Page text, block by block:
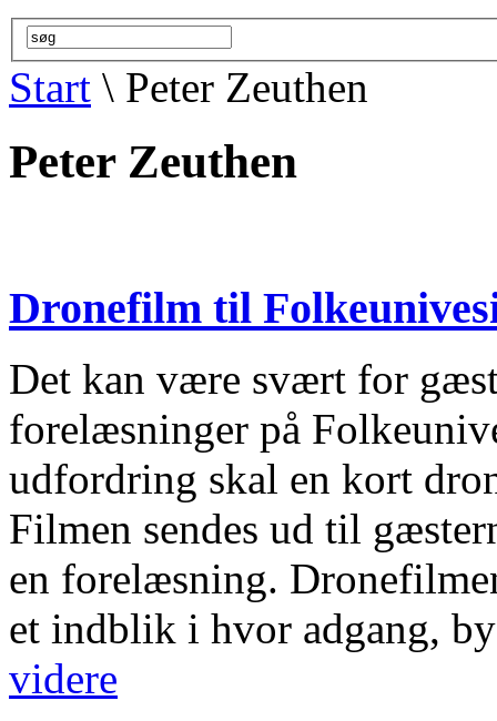
Start \ Peter Zeuthen
Peter Zeuthen
Dronefilm til
Det kan være svært for
forelæsninger på
udfordring skal en kort
Filmen sendes ud til
en forelæsning.
et indblik i hvor adgang,
videre